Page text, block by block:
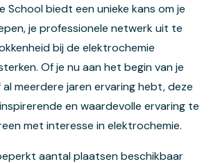
School biedt een unieke kans om je
je professionele netwerk uit te
bij de elektrochemie
Of je nu aan het begin van je
meerdere jaren ervaring hebt, deze
en waardevolle ervaring te
met interesse in elektrochemie.
aantal plaatsen beschikbaar